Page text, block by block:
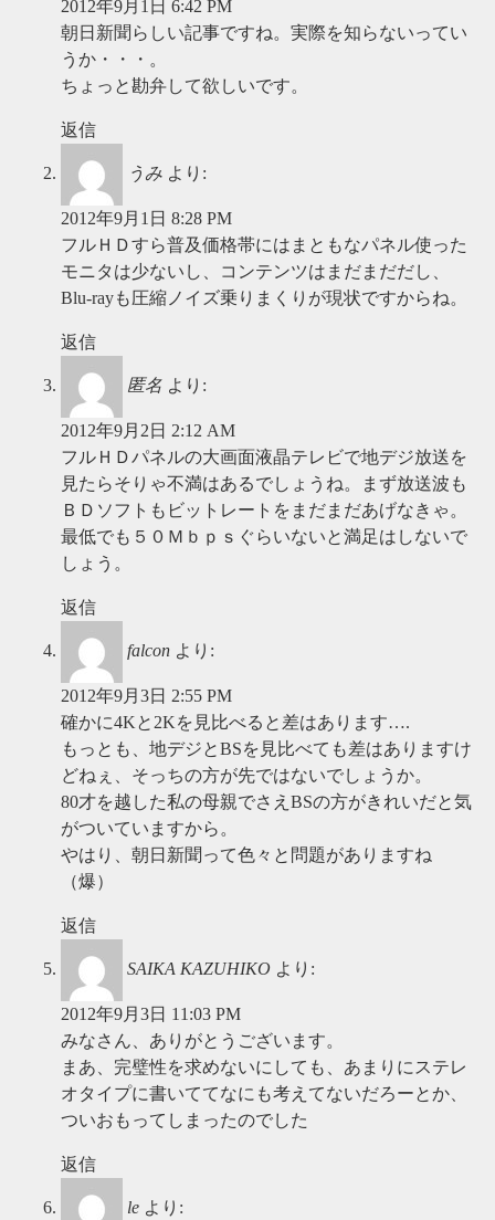
2012年9月1日 6:42 PM
朝日新聞らしい記事ですね。実際を知らないってい
うか・・・。
ちょっと勘弁して欲しいです。
返信
うみ より:
2012年9月1日 8:28 PM
フルＨＤすら普及価格帯にはまともなパネル使った
モニタは少ないし、コンテンツはまだまだだし、
Blu-rayも圧縮ノイズ乗りまくりが現状ですからね。
返信
匿名 より:
2012年9月2日 2:12 AM
フルＨＤパネルの大画面液晶テレビで地デジ放送を
見たらそりゃ不満はあるでしょうね。まず放送波も
ＢＤソフトもビットレートをまだまだあげなきゃ。
最低でも５０Ｍｂｐｓぐらいないと満足はしないで
しょう。
返信
falcon より:
2012年9月3日 2:55 PM
確かに4Kと2Kを見比べると差はあります….
もっとも、地デジとBSを見比べても差はありますけ
どねぇ、そっちの方が先ではないでしょうか。
80才を越した私の母親でさえBSの方がきれいだと気
がついていますから。
やはり、朝日新聞って色々と問題がありますね
（爆）
返信
SAIKA KAZUHIKO より:
2012年9月3日 11:03 PM
みなさん、ありがとうございます。
まあ、完璧性を求めないにしても、あまりにステレ
オタイプに書いててなにも考えてないだろーとか、
ついおもってしまったのでした
返信
le より: